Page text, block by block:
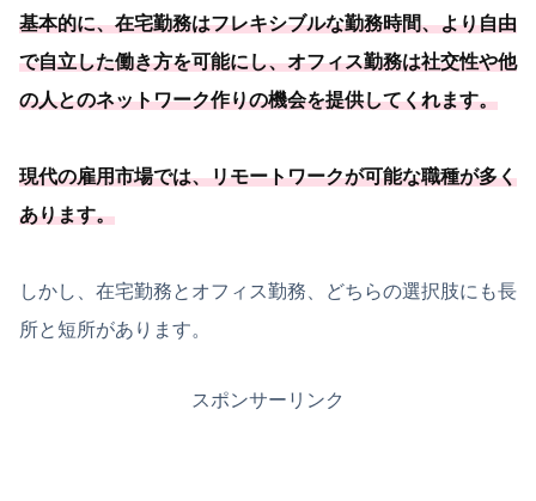
基本的に、在宅勤務はフレキシブルな勤務時間、より自由
で自立した働き方を可能にし、オフィス勤務は社交性や他
の人とのネットワーク作りの機会を提供してくれます。
現代の雇用市場では、リモートワークが可能な職種が多く
あります。
しかし、在宅勤務とオフィス勤務、どちらの選択肢にも長
所と短所があります。
スポンサーリンク